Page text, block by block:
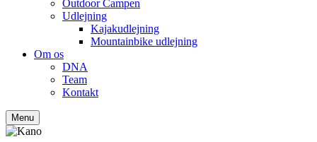
Outdoor Campen
Udlejning
Kajakudlejning
Mountainbike udlejning
Om os
DNA
Team
Kontakt
Menu